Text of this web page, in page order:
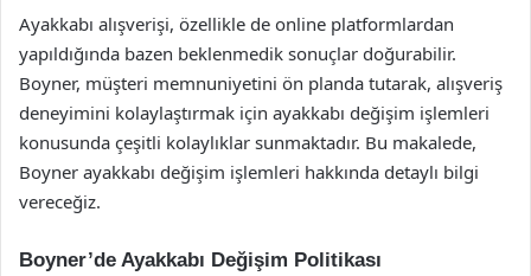
Ayakkabı alışverişi, özellikle de online platformlardan
yapıldığında bazen beklenmedik sonuçlar doğurabilir.
Boyner, müşteri memnuniyetini ön planda tutarak, alışveriş
deneyimini kolaylaştırmak için ayakkabı değişim işlemleri
konusunda çeşitli kolaylıklar sunmaktadır. Bu makalede,
Boyner ayakkabı değişim işlemleri hakkında detaylı bilgi
vereceğiz.
Boyner’de Ayakkabı Değişim Politikası